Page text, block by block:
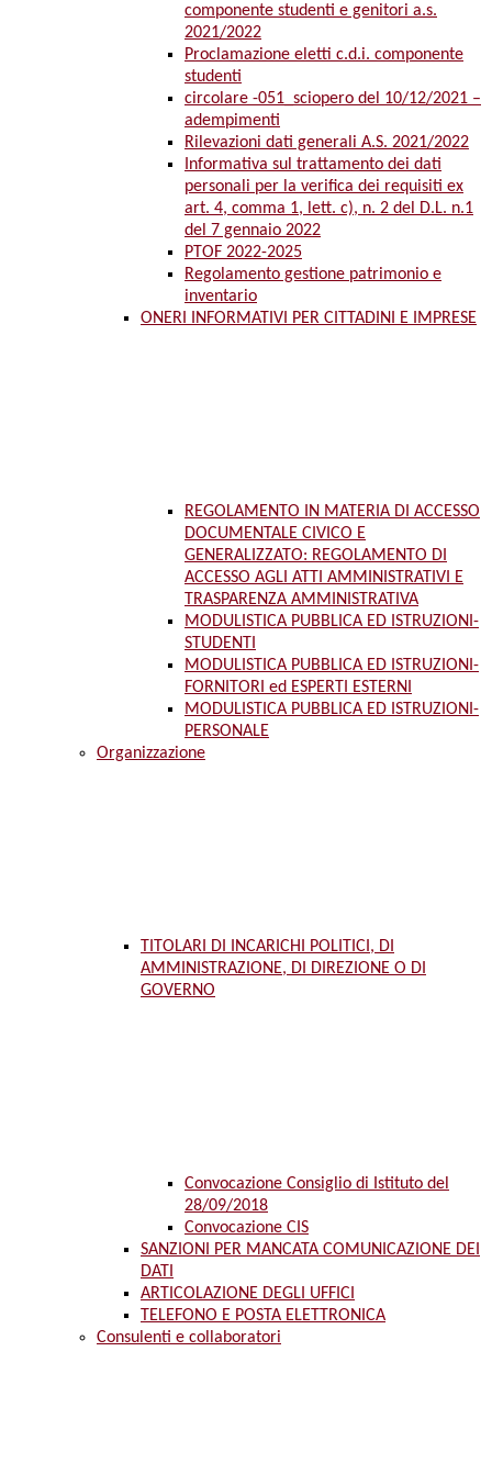
componente studenti e genitori a.s.
2021/2022
Proclamazione eletti c.d.i. componente
studenti
circolare -051_sciopero del 10/12/2021 –
adempimenti
Rilevazioni dati generali A.S. 2021/2022
Informativa sul trattamento dei dati
personali per la verifica dei requisiti ex
art. 4, comma 1, lett. c), n. 2 del D.L. n.1
del 7 gennaio 2022
PTOF 2022-2025
Regolamento gestione patrimonio e
inventario
ONERI INFORMATIVI PER CITTADINI E IMPRESE
REGOLAMENTO IN MATERIA DI ACCESSO
DOCUMENTALE CIVICO E
GENERALIZZATO: REGOLAMENTO DI
ACCESSO AGLI ATTI AMMINISTRATIVI E
TRASPARENZA AMMINISTRATIVA
MODULISTICA PUBBLICA ED ISTRUZIONI-
STUDENTI
MODULISTICA PUBBLICA ED ISTRUZIONI-
FORNITORI ed ESPERTI ESTERNI
MODULISTICA PUBBLICA ED ISTRUZIONI-
PERSONALE
Organizzazione
TITOLARI DI INCARICHI POLITICI, DI
AMMINISTRAZIONE, DI DIREZIONE O DI
GOVERNO
Convocazione Consiglio di Istituto del
28/09/2018
Convocazione CIS
SANZIONI PER MANCATA COMUNICAZIONE DEI
DATI
ARTICOLAZIONE DEGLI UFFICI
TELEFONO E POSTA ELETTRONICA
Consulenti e collaboratori